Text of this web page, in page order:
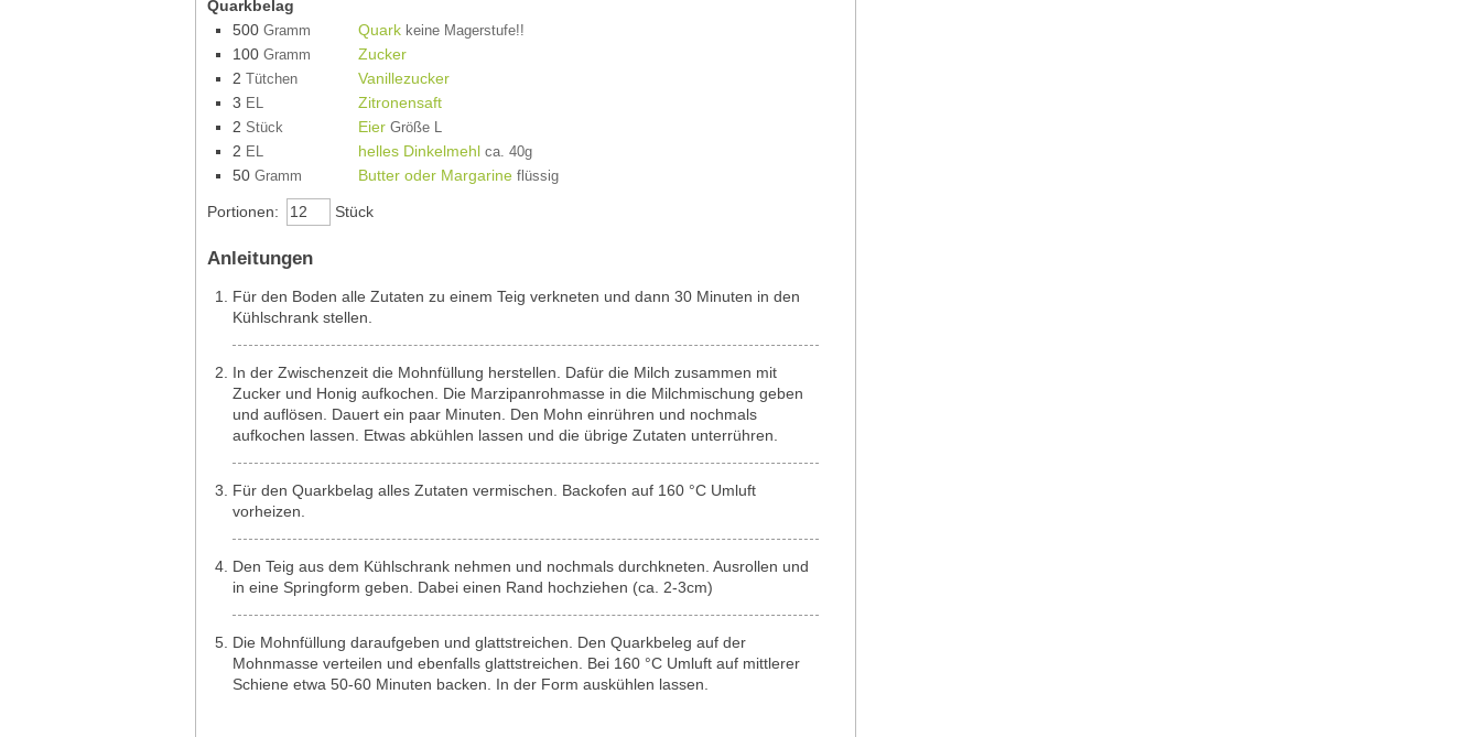
Quarkbelag
500 Gramm Quark keine Magerstufe!!
100 Gramm
Zucker
2
Tütchen
Vanillezucker
3 EL
Zitronensaft
2 Stück Eier Größe L
2 EL helles Dinkelmehl ca. 40g
50 Gramm Butter oder Margarine flüssig
Portionen: Stück
Anleitungen
Für den Boden alle Zutaten zu einem Teig verkneten und dann 30 Minuten in den
Kühlschrank stellen.
In der Zwischenzeit die Mohnfüllung herstellen. Dafür die Milch zusammen mit
Zucker und Honig aufkochen. Die Marzipanrohmasse in die Milchmischung geben
und auflösen. Dauert ein paar Minuten. Den Mohn einrühren und nochmals
aufkochen lassen. Etwas abkühlen lassen und die übrige Zutaten unterrühren.
Für den Quarkbelag alles Zutaten vermischen. Backofen auf 160 °C Umluft
vorheizen.
Den Teig aus dem Kühlschrank nehmen und nochmals durchkneten. Ausrollen und
in eine Springform geben. Dabei einen Rand hochziehen (ca. 2-3cm)
Die Mohnfüllung daraufgeben und glattstreichen. Den Quarkbeleg auf der
Mohnmasse verteilen und ebenfalls glattstreichen. Bei 160 °C Umluft auf mittlerer
Schiene etwa 50-60 Minuten backen. In der Form auskühlen lassen.